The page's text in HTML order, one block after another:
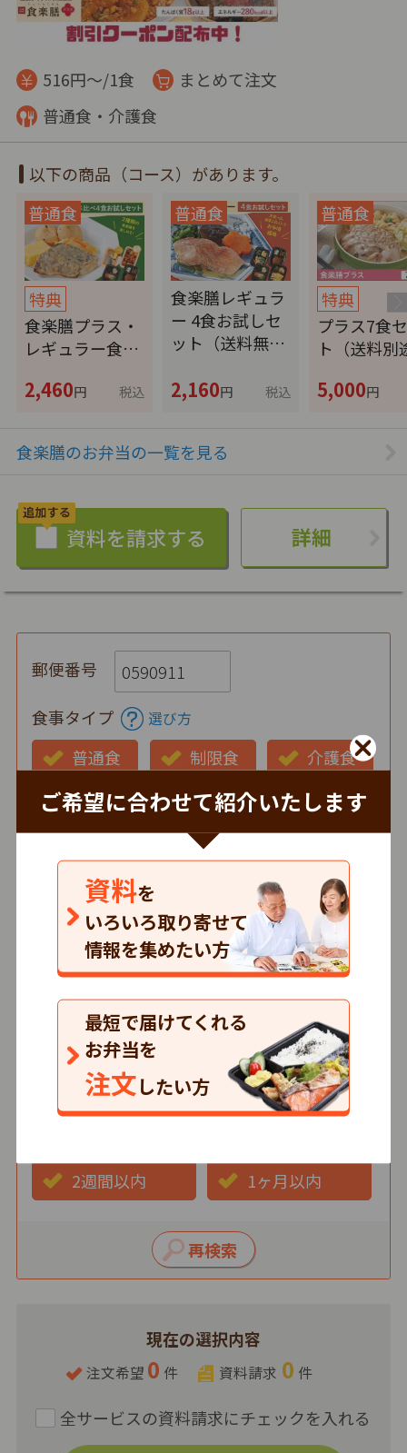
ご希望に合わせて紹介いたします
資料を
いろいろ取り寄せて
情報を集めたい方
最短で届けてくれる
お弁当を
注文したい方
516円～/1食
まとめて注文
普通食・介護食
以下の商品（コース）があります。
特典
食楽膳プラス・
レギュラー食…
2,460円 税込
食楽膳レギュラ
ー 4食お試しセ
ット（送料無…
2,160円 税込
特典
プラス7食
ト（送料別
5,000円
食楽膳のお弁当の一覧を見る
詳細
現在の選択内容
注文希望 0 件 資料請求 0 件
郵便番号
食事タイプ 選び方
普通食 制限食
介護食
お弁当の状態
仕出し
冷蔵
冷凍
朝
昼
夕
500円以下
501～750円
751円以上
最短お届け日
2週間以内 1ヶ月以内